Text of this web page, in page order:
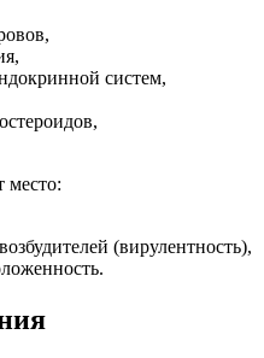
систем,
место:
(вирулентность),